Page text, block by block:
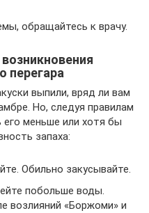
обращайтесь к врачу.
перегара
выпили, вряд ли вам
Но, следуя правилам
меньше или хотя бы
запаха:
Обильно закусывайте.
побольше воды.
возлияний «Боржоми» и